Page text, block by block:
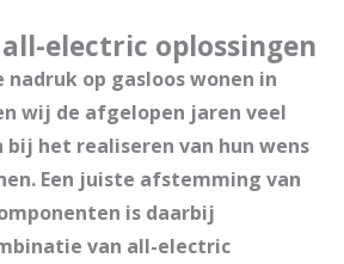
electric oplossingen
op gasloos wonen in
wij de afgelopen jaren veel
het realiseren van hun wens
Een juiste afstemming van
is daarbij
van all-electric